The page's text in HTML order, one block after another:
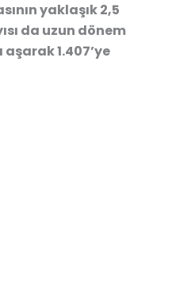
yaklaşık 2,5
da uzun dönem
1.407’ye